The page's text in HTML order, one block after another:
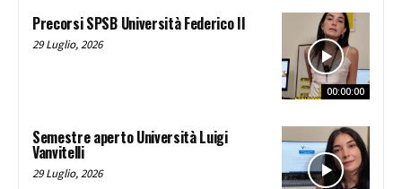
00:00:00
Precorsi SPSB Università Federico II
29 Luglio, 2026
Semestre aperto Università Luigi
Vanvitelli
29 Luglio, 2026